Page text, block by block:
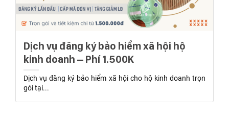
Dịch vụ đăng ký bảo hiểm xã hội hộ
kinh doanh – Phí 1.500K
Dịch vụ đăng ký bảo hiểm xã hội cho hộ kinh doanh trọn
gói tại...